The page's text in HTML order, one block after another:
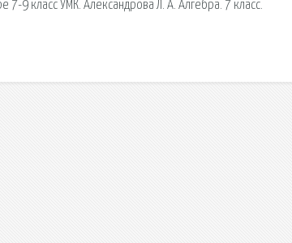
9 класс УМК. Александрова Л. А. Алгебра. 7 класс.